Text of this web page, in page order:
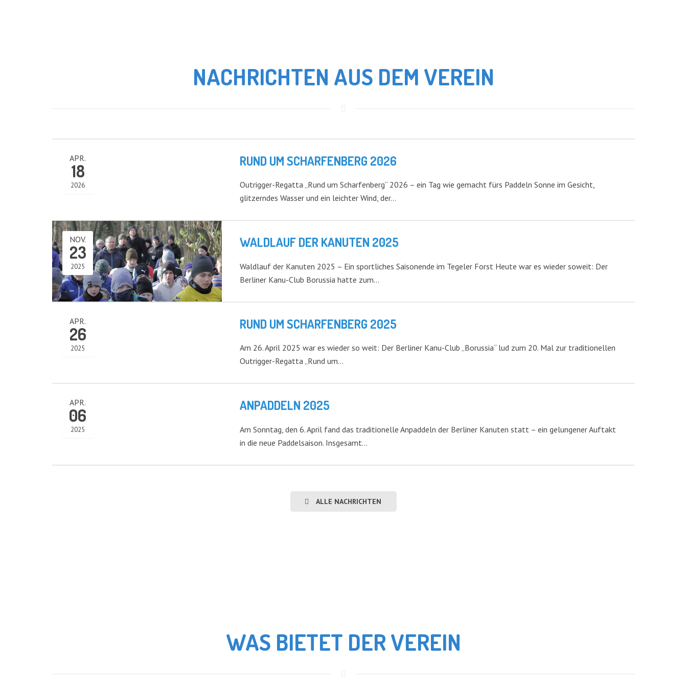
NACHRICHTEN AUS DEM VEREIN
RUND UM SCHARFENBERG 2026
APR.
18
2026
Outrigger-Regatta „Rund um Scharfenberg“ 2026 – ein Tag wie gemacht fürs Paddeln Sonne im Gesicht,
glitzerndes Wasser und ein leichter Wind, der…
WALDLAUF DER KANUTEN 2025
NOV.
23
2025
Waldlauf der Kanuten 2025 – Ein sportliches Saisonende im Tegeler Forst Heute war es wieder soweit: Der
Berliner Kanu-Club Borussia hatte zum…
RUND UM SCHARFENBERG 2025
APR.
26
2025
Am 26. April 2025 war es wieder so weit: Der Berliner Kanu-Club „Borussia“ lud zum 20. Mal zur traditionellen
Outrigger-Regatta „Rund um…
ANPADDELN 2025
APR.
06
2025
Am Sonntag, den 6. April fand das traditionelle Anpaddeln der Berliner Kanuten statt – ein gelungener Auftakt
in die neue Paddelsaison. Insgesamt…
ALLE NACHRICHTEN
WAS BIETET DER VEREIN